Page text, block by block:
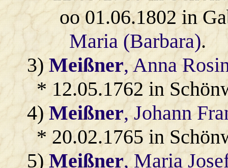
oo 01.06.1802 in
Maria (Barbara).
3)Meißner, Anna
* 12.05.1762 in
4)Meißner, Johann
* 20.02.1765 in
5)Meißner, Maria